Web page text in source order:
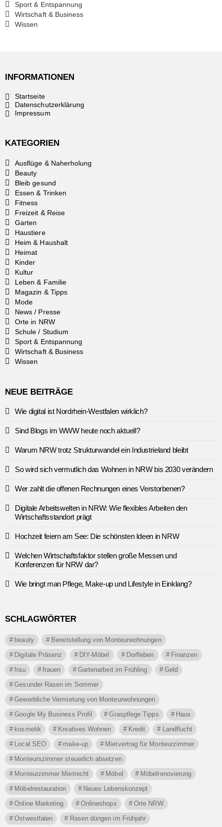
Sport & Entspannung
Wirtschaft & Business
Wissen
INFORMATIONEN
Startseite
Datenschutzerklärung
Impressum
KATEGORIEN
Ausflüge & Naherholung
Beauty
Bleib gesund
Essen & Trinken
Fitness
Freizeit & Reise
Garten
Haustiere
Heim & Haushalt
Heimat
Kinder
Kultur
Leben & Familie
Magazin & Tipps
Mode
News / Presse
Orte in NRW
Schule / Studium
Sport & Entspannung
Wirtschaft & Business
Wissen
NEUE BEITRÄGE
Wie digital ist Nordrhein-Westfalen wirklich?
Sind Blogs im WWW heute noch aktuell?
Warum NRW trotz Strukturwandel ein Industrieland bleibt
So wird sich vermutlich das Wohnen in NRW bis 2030 verändern
Wer zahlt die offenen Rechnungen eines Verstorbenen?
Digitale Arbeitswelten in NRW: Wie flexibles Arbeiten den
Wirtschaftsstandort prägt
Hochzeit feiern am See: Die schönsten Ideen in NRW
Welchen Wirtschaftsfaktor stellen große Messen und
Konferenzen für NRW dar?
Wie bringt man Pflege, Make-up und Lifestyle in Einklang?
SCHLAGWÖRTER
beauty
Bereitstellung von Monteurwohnungen
Digitale Präsenz
DIY-Möbel Dorfleben
Finanzen
frau
frauen Gartenarbeit im Frühling
Geld
Gesunder Rasen im Sommer
Gewerbliche Vermietung von Monteurwohnungen
Google My Business Profil
Graspflege Tipps
Haus
kosmetik
Kreatives Wohnen Kredit
Landflucht
Local SEO
make-up
Mietvertrag für Monteurzimmer
Monteurszimmer steuerlich absetzen
Monteurzimmer Mietrecht
Möbel
Möbelrenovierung
Möbelrestauration
Neues Lebenskonzept
Online Marketing
Onlineshops
Orte NRW
Ostwestfalen
Rasen düngen im Frühjahr